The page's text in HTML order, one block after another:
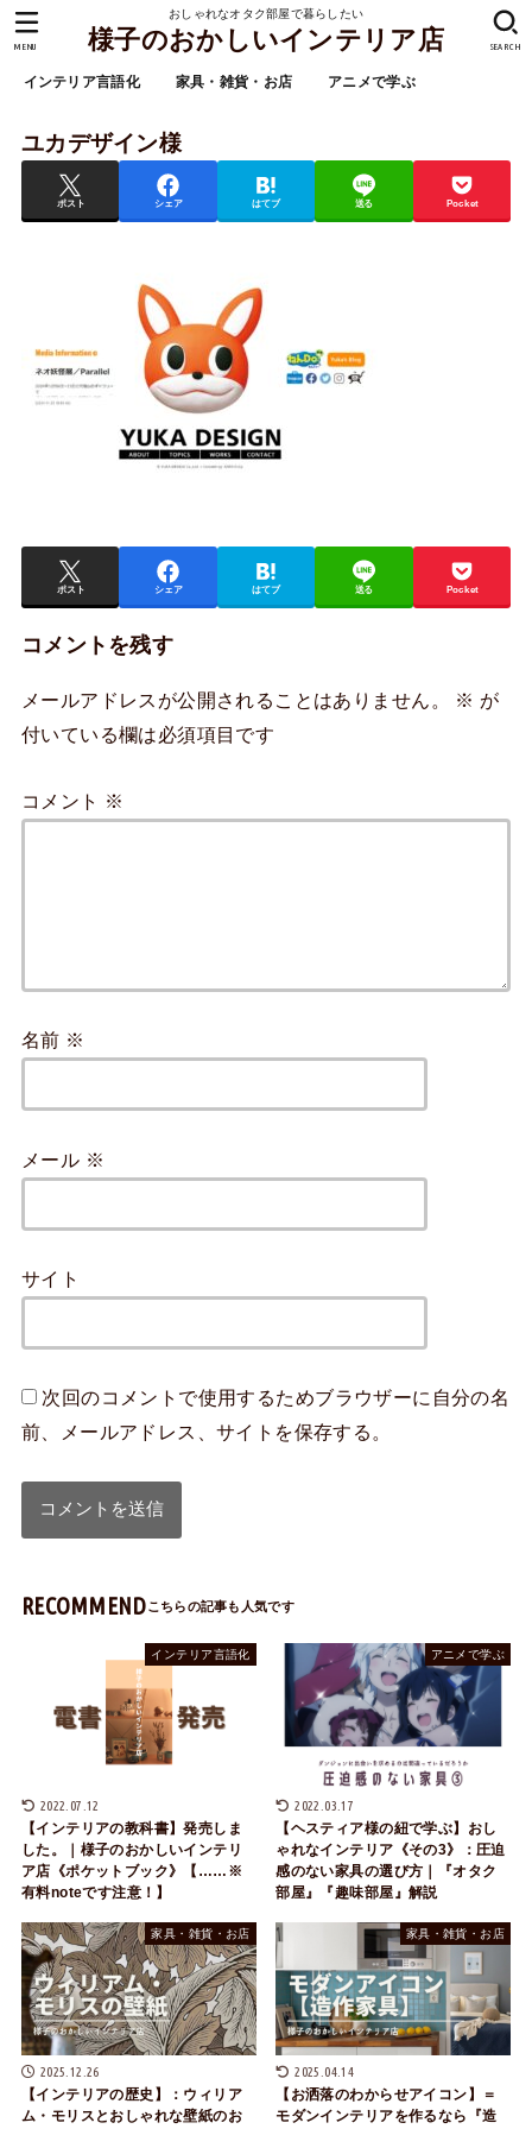
おしゃれなオタク部屋で暮らしたい
様子のおかしいインテリア店
インテリア言語化 家具・雑貨・お店 アニメで学ぶ
SEARCH
MENU
ユカデザイン様
ポスト シェア はてブ 送る Pocket
ポスト シェア はてブ 送る Pocket
コメントを残す
メールアドレスが公開されることはありません。 ※ が
付いている欄は必須項目です
コメント ※
名前 ※
メール ※
サイト
次回のコメントで使用するためブラウザーに自分の名
前、メールアドレス、サイトを保存する。
RECOMMEND
インテリア言語化
2022.07.12
【インテリアの教科書】発売しま
した。｜様子のおかしいインテリ
ア店《ポケットブック》【……※
有料noteです注意！】
アニメで学ぶ
2022.03.17
【ヘスティア様の紐で学ぶ】おし
ゃれなインテリア《その3》：圧迫
感のない家具の選び方｜『オタク
部屋』『趣味部屋』解説
家具・雑貨・お店
2025.12.26
【インテリアの歴史】：ウィリア
ム・モリスとおしゃれな壁紙のお
家具・雑貨・お店
2025.04.14
【お洒落のわからせアイコン】＝
モダンインテリアを作るなら『造